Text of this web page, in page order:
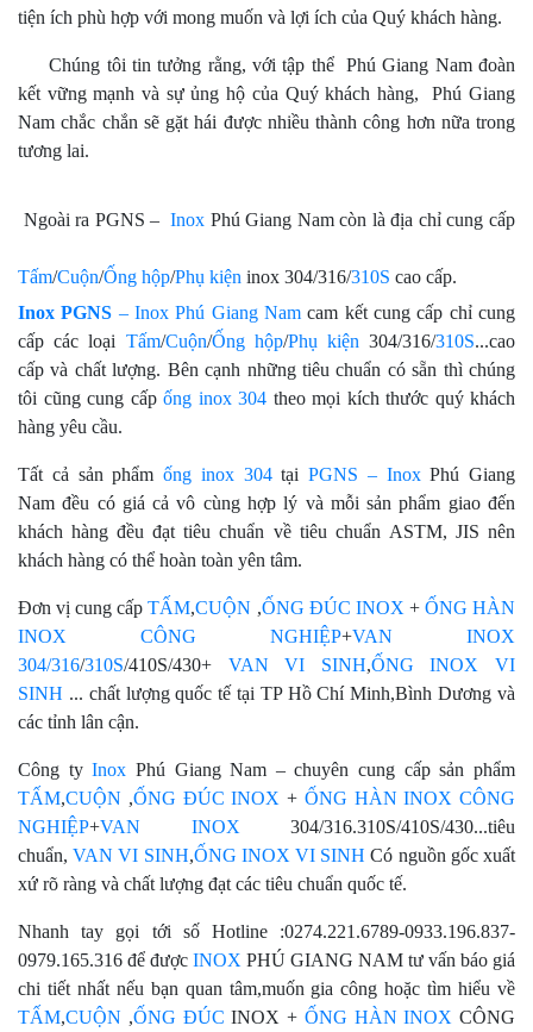
tiện ích phù hợp với mong muốn và lợi ích của Quý khách hàng.
Chúng tôi tin tưởng rằng, với tập thể Phú Giang Nam đoàn
kết vững mạnh và sự ủng hộ của Quý khách hàng, Phú Giang
Nam chắc chắn sẽ gặt hái được nhiều thành công hơn nữa trong
tương lai.
Ngoài ra PGNS –Inox Phú Giang Nam còn là địa chỉ cung cấp
Tấm/Cuộn/Ống hộp/Phụ kiện inox 304/316/310S cao cấp.
Inox PGNS – Inox Phú Giang Nam cam kết cung cấp chỉ cung
cấp các loại Tấm/Cuộn/Ống hộp/Phụ kiện 304/316/310S...cao
cấp và chất lượng. Bên cạnh những tiêu chuẩn có sẵn thì chúng
tôi cũng cung cấp ống inox 304 theo mọi kích thước quý khách
hàng yêu cầu.
Tất cả sản phẩm ống inox 304tại PGNS – Inox Phú Giang
Nam đều có giá cả vô cùng hợp lý và mỗi sản phẩm giao đến
khách hàng đều đạt tiêu chuẩn về tiêu chuẩn ASTM, JIS nên
khách hàng có thể hoàn toàn yên tâm.
Đơn vị cung cấpTẤM,CUỘN ,ỐNG ĐÚC INOX + ỐNG HÀN
INOX CÔNG NGHIỆP+VAN INOX
304/316/310S/410S/430+ VAN VI SINH,ỐNG INOX VI
SINH ... chất lượng quốc tế tại TP Hồ Chí Minh,Bình Dương và
các tỉnh lân cận.
Công tyInox Phú Giang Nam – chuyên cung cấp sản phẩm
TẤM,CUỘN ,ỐNG ĐÚC INOX + ỐNG HÀN INOX CÔNG
NGHIỆP+VAN INOX 304/316.310S/410S/430...tiêu
chuẩn,VAN VI SINH,ỐNG INOX VI SINH Có nguồn gốc xuất
xứ rõ ràng và chất lượng đạt các tiêu chuẩn quốc tế.
Nhanh tay gọi tới số Hotline :0274.221.6789-0933.196.837-
0979.165.316 để được INOX PHÚ GIANG NAM tư vấn báo giá
chi tiết nhất nếu bạn quan tâm,muốn gia công hoặc tìm hiểu về
TẤM,CUỘN ,ỐNG ĐÚC INOX + ỐNG HÀN INOX CÔNG